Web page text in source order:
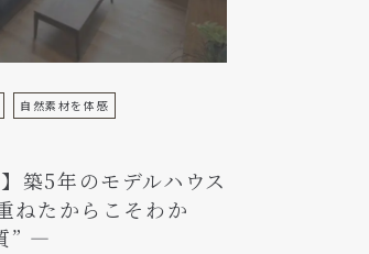
自然素材を体感
築5年のモデルハウス
ねたからこそわか
” —